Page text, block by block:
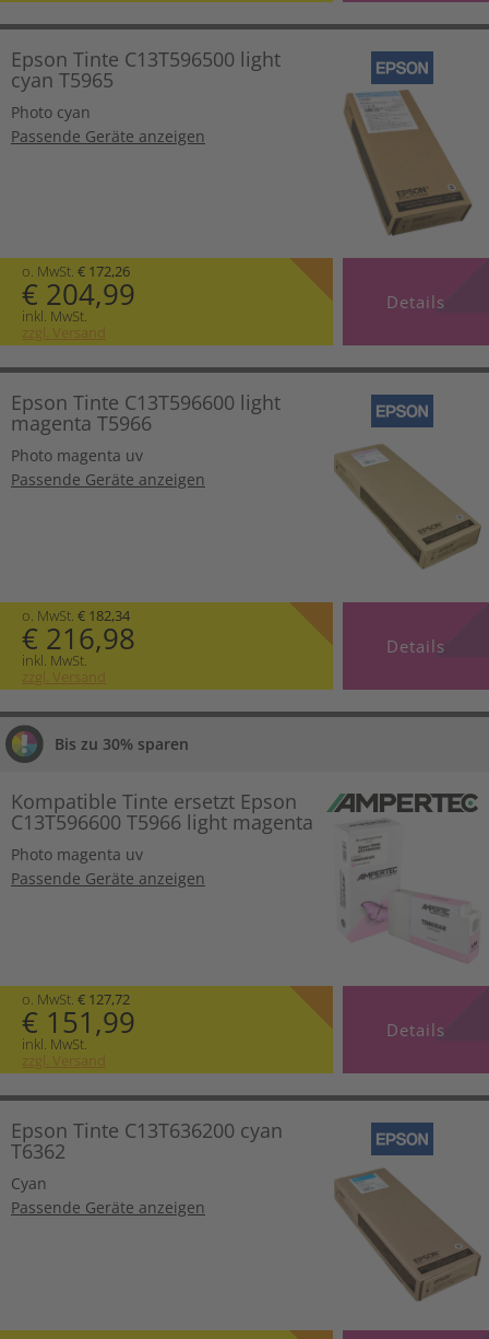
Epson Tinte C13T596500 light
cyan T5965
Photo cyan
Passende Geräte anzeigen
o. MwSt. € 172,26
€ 204,99
inkl. MwSt.
zzgl. Versand
Details
Epson Tinte C13T596600 light
magenta T5966
Photo magenta uv
Passende Geräte anzeigen
o. MwSt. € 182,34
€ 216,98
inkl. MwSt.
zzgl. Versand
Details
Bis zu 30% sparen
Kompatible Tinte ersetzt Epson
C13T596600 T5966 light magenta
Photo magenta uv
Passende Geräte anzeigen
o. MwSt. € 127,72
€ 151,99
inkl. MwSt.
zzgl. Versand
Details
Epson Tinte C13T636200 cyan
T6362
Cyan
Passende Geräte anzeigen